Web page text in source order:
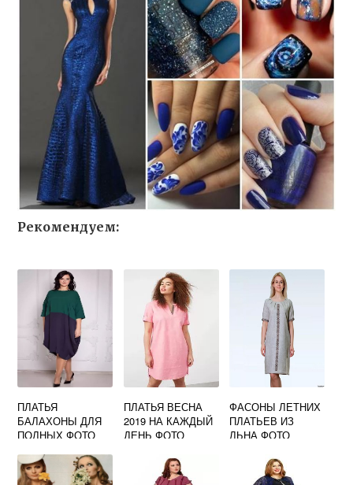
Рекомендуем:
ПЛАТЬЯ
БАЛАХОНЫ ДЛЯ
ПОЛНЫХ ФОТО
ПЛАТЬЯ ВЕСНА
2019 НА КАЖДЫЙ
ДЕНЬ ФОТО
ФАСОНЫ ЛЕТНИХ
ПЛАТЬЕВ ИЗ
ЛЬНА ФОТО